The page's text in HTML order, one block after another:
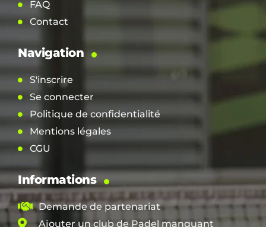
FAQ
Contact
Navigation
S'inscrire
Se connecter
Politique de confidentialité
Mentions légales
CGU
Informations
Demande de partenariat
Ajouter un club de Padel manquant